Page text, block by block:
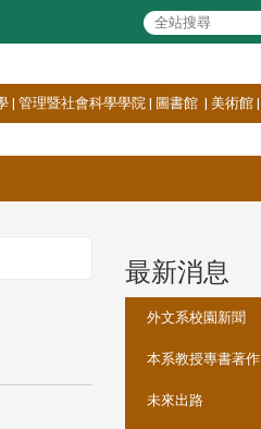
| 管理暨社會科學學院 | 圖書館 | 美術館 |
最新消息
外文系校園新聞
本系教授專書著作
未來出路